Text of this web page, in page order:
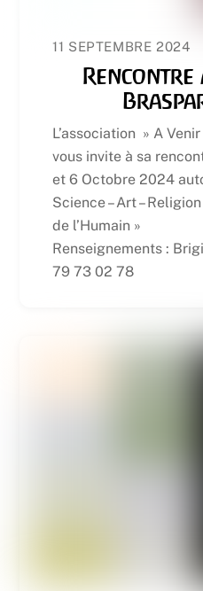
11 SEPTEMBRE 2024
Rencontre
L’association » A
vous invite à sa
et 6 Octobre 2024
Science – Art –
de l’Humain »
Renseignements :
79 73 02 78